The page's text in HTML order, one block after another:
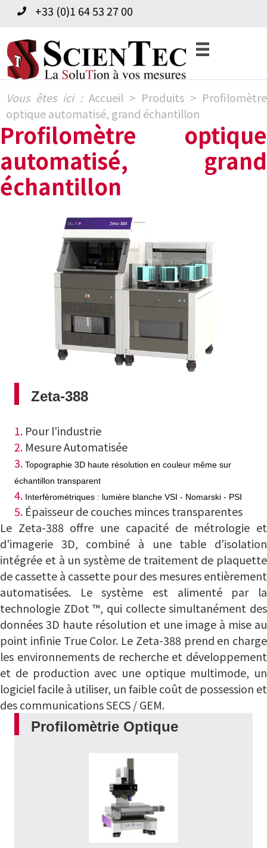
primary
navigation
content
+33 (0)1 64 53 27 00
Vous êtes ici : Accueil > Produits > Profilomètre
optique automatisé, grand échantillon
Profilomètre optique
automatisé, grand
échantillon
Zeta-388
1. Pour l'industrie
2. Mesure Automatisée
3. Topographie 3D haute résolution en couleur même sur
échantillon transparent
4. Interférométriques : lumière blanche VSI - Nomarski - PSI
5. Épaisseur de couches minces transparentes
Le Zeta-388 offre une capacité de métrologie et
d'imagerie 3D, combiné à une table d'isolation
intégrée et à un système de traitement de plaquette
de cassette à cassette pour des mesures entièrement
automatisées.
Le système est alimenté par la
technologie ZDot ™, qui collecte simultanément des
données 3D haute résolution et une image à mise au
point infinie True Color. Le Zeta-388 prend en charge
les environnements de recherche et développement
et de production avec une optique multimode, un
logiciel facile à utiliser, un faible coût de possession et
des communications SECS / GEM.
Profilomètrie Optique